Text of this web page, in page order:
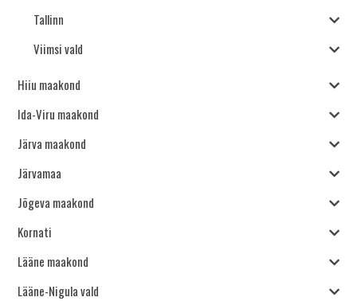
Tallinn
Viimsi vald
Hiiu maakond
Ida-Viru maakond
Järva maakond
Järvamaa
Jõgeva maakond
Kornati
Lääne maakond
Lääne-Nigula vald